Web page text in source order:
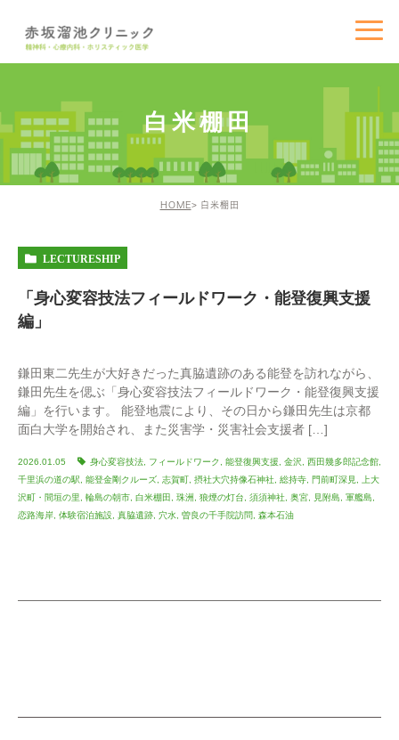
白米棚田
HOME 白米棚田
LECTURESHIP
「身心変容技法フィールドワーク・能登復興支援
編」
鎌田東二先生が大好きだった真脇遺跡のある能登を訪れながら、
鎌田先生を偲ぶ「身心変容技法フィールドワーク・能登復興支援
編」を行います。 能登地震により、その日から鎌田先生は京都
面白大学を開始され、また災害学・災害社会支援者 […]
2026.01.05 身心変容技法 フィールドワーク 能登復興支援 金沢 西田幾多郎記念館
千里浜の道の駅
能登金剛クルーズ 志賀町 摂社大穴持像石神社 総持寺 門前町深見
上大
沢町・間垣の里
輪島の朝市 白米棚田 珠洲 狼煙の灯台 須須神社 奥宮 見附島 軍艦島
恋路海岸 体験宿泊施設 真脇遺跡 穴水 曽良の千手院訪問 森本石油